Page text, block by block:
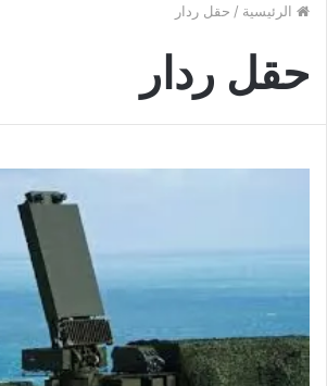
الرئيسية / حقل ردار
حقل ردار